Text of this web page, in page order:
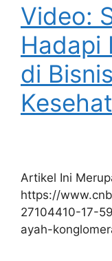
Video:
Hadapi
di
Artikel Ini
https://
27104410-17-
ayah-